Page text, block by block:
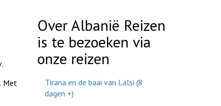
Met
Over Albanië Reizen
is te bezoeken via
onze reizen
Tirana en de baai van Lalsi (8
dagen +)